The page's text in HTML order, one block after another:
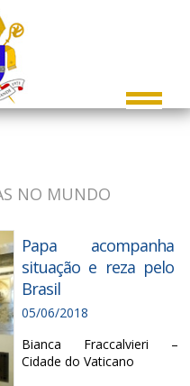
NO MUNDO
Papa acompanha
situação e reza pelo
Brasil
05/06/2018
Bianca Fraccalvieri –
Cidade do Vaticano